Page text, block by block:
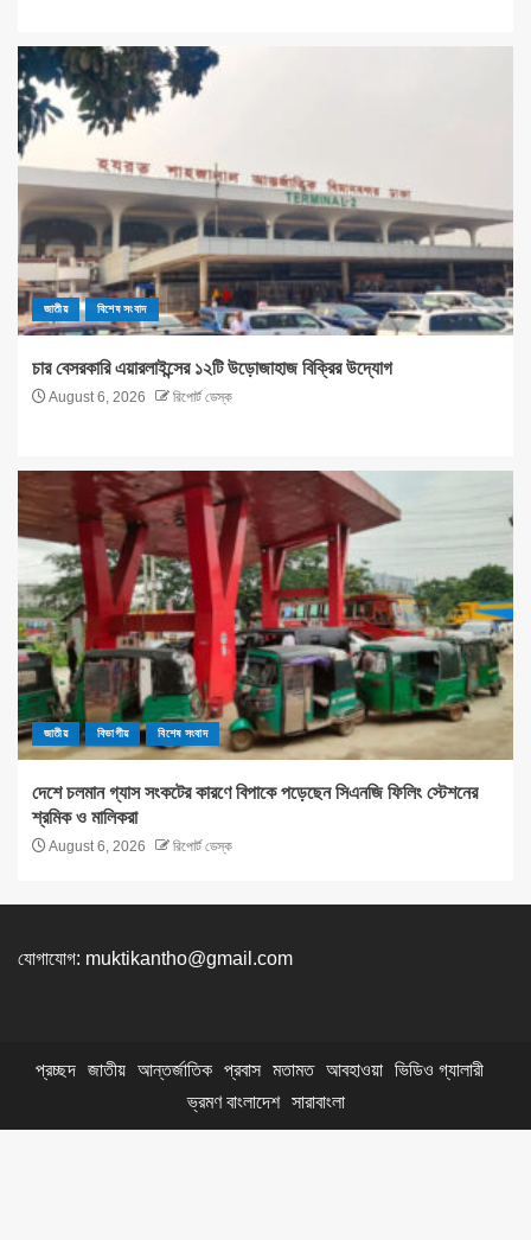
জাতীয় বিশেষ সংবাদ
চার বেসরকারি এয়ারলাইন্সের ১২টি উড়োজাহাজ বিক্রির উদ্যোগ
August 6, 2026 রিপোর্ট ডেস্ক
জাতীয় বিভাগীয় বিশেষ সংবাদ
দেশে চলমান গ্যাস সংকটের কারণে বিপাকে পড়েছেন সিএনজি ফিলিং স্টেশনের
শ্রমিক ও মালিকরা
August 6, 2026 রিপোর্ট ডেস্ক
যোগাযোগ: muktikantho@gmail.com
প্রচ্ছদ জাতীয় আন্তর্জাতিক প্রবাস মতামত আবহাওয়া ভিডিও গ্যালারী
ভ্রমণ বাংলাদেশ
সারাবাংলা